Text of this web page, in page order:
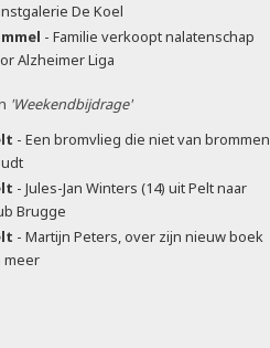
De Koel
- Familie verkoopt nalatenschap
Alzheimer Liga
'Weekendbijdrage'
- Een bromvlieg die niet van brommen
- Jules-Jan Winters (14) uit Pelt naar
Brugge
- Martijn Peters, over zijn nieuw boek
meer